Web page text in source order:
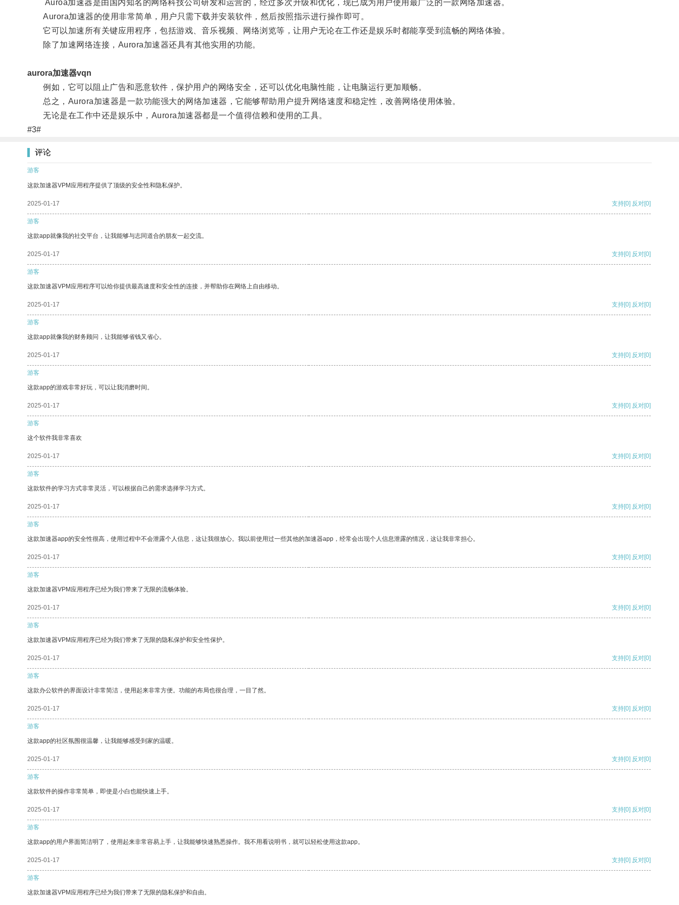
Auroa加速器是由国内知名的网络科技公司研发和运营的，经过多次升级和优化，现已成为用户使用最广泛的一款网络加速器。
Aurora加速器的使用非常简单，用户只需下载并安装软件，然后按照指示进行操作即可。
它可以加速所有关键应用程序，包括游戏、音乐视频、网络浏览等，让用户无论在工作还是娱乐时都能享受到流畅的网络体验。
除了加速网络连接，Aurora加速器还具有其他实用的功能。
aurora加速器vqn
例如，它可以阻止广告和恶意软件，保护用户的网络安全，还可以优化电脑性能，让电脑运行更加顺畅。
总之，Aurora加速器是一款功能强大的网络加速器，它能够帮助用户提升网络速度和稳定性，改善网络使用体验。
无论是在工作中还是娱乐中，Aurora加速器都是一个值得信赖和使用的工具。
#3#
评论
游客
这款加速器VPM应用程序提供了顶级的安全性和隐私保护。
2025-01-17 支持[0] 反对[0]
游客
这款app就像我的社交平台，让我能够与志同道合的朋友一起交流。
2025-01-17 支持[0] 反对[0]
游客
这款加速器VPM应用程序可以给你提供最高速度和安全性的连接，并帮助你在网络上自由移动。
2025-01-17 支持[0] 反对[0]
游客
这款app就像我的财务顾问，让我能够省钱又省心。
2025-01-17 支持[0] 反对[0]
游客
这款app的游戏非常好玩，可以让我消磨时间。
2025-01-17 支持[0] 反对[0]
游客
这个软件我非常喜欢
2025-01-17 支持[0] 反对[0]
游客
这款软件的学习方式非常灵活，可以根据自己的需求选择学习方式。
2025-01-17 支持[0] 反对[0]
游客
这款加速器app的安全性很高，使用过程中不会泄露个人信息，这让我很放心。我以前使用过一些其他的加速器app，经常会出现个人信息泄露的情况，这让我非常担心。
2025-01-17 支持[0] 反对[0]
游客
这款加速器VPM应用程序已经为我们带来了无限的流畅体验。
2025-01-17 支持[0] 反对[0]
游客
这款加速器VPM应用程序已经为我们带来了无限的隐私保护和安全性保护。
2025-01-17 支持[0] 反对[0]
游客
这款办公软件的界面设计非常简洁，使用起来非常方便。功能的布局也很合理，一目了然。
2025-01-17 支持[0] 反对[0]
游客
这款app的社区氛围很温馨，让我能够感受到家的温暖。
2025-01-17 支持[0] 反对[0]
游客
这款软件的操作非常简单，即使是小白也能快速上手。
2025-01-17 支持[0] 反对[0]
游客
这款app的用户界面简洁明了，使用起来非常容易上手，让我能够快速熟悉操作。我不用看说明书，就可以轻松使用这款app。
2025-01-17 支持[0] 反对[0]
游客
这款加速器VPM应用程序已经为我们带来了无限的隐私保护和自由。